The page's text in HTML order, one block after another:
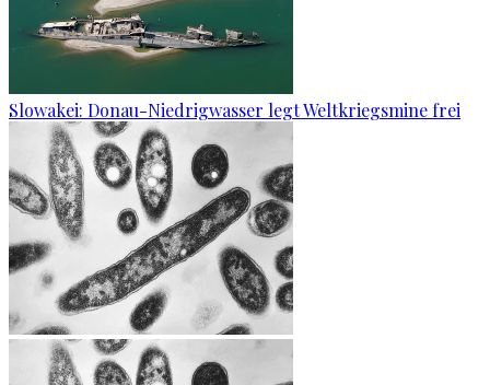
Slowakei: Donau-Niedrigwasser legt Weltkriegsmine frei